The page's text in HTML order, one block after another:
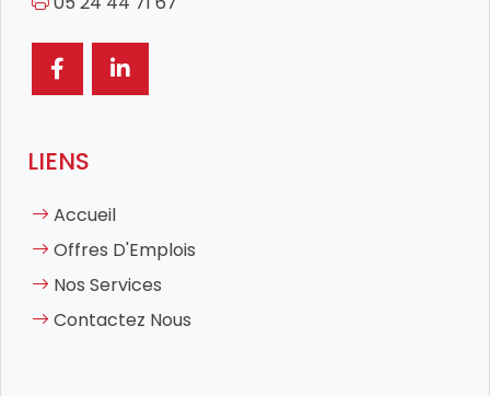
LIENS
Accueil
Offres D'Emplois
Nos Services
Contactez Nous